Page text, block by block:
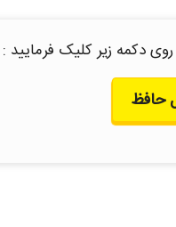
دکمه زیر کلیک فرمایید :
حافظ